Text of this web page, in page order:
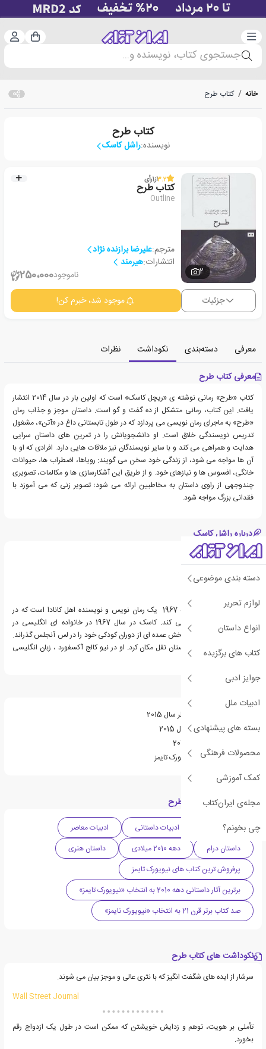
دسته‌بندی سبد
جستجوی کتاب، نویسنده و...
دسته بندی موضوعی
لوازم تحریر
انواع داستان
کتاب های برگزیده
جوایز ادبی
ادبیات ملل
بسته های پیشنهادی
محصولات فرهنگی
کمک آموزشی
مجله‌ی ایران‌کتاب
چی بخونم؟
خانه / کتاب طرح
کتاب طرح
نویسنده:راشل کاسک
2
3.2از1رأی
کتاب طرح
Outline
مترجم:علیرضا برازنده نژاد
انتشارات:هیرمند
ناموجود250،000
جزئیات موجود شد، خبرم کن!
معرفی دسته‌بندی نکوداشت
نظرات
معرفی کتاب طرح
کتاب «طرح» رمانی نوشته ی «ریچل کاسک» است که اولین بار در سال 2014 انتشار
یافت. این کتاب، رمانی متشکل از ده گفت و گو است. داستان موجز و جذاب رمان
«طرح» به ماجرای رمان نویسی می پردازد که در طول تابستانی داغ در «آتن»، مشغول
تدریس نویسندگی خلاق است. او دانشجویانش را در تمرین های داستان سرایی
هدایت و همراهی می کند و با سایر نویسندگان نیز ملاقات هایی دارد. افرادی که او با
آن ها مواجه می شود، از زندگی خود سخن می گویند: رویاها، اضطراب ها، حیوانات
خانگی، افسوس ها و نیازهای خود. و از طریق این آشکارسازی ها و مکالمات، تصویری
چندوجهی از راوی داستان به مخاطبین ارائه می شود؛ تصویر زنی که می آموزد با
فقدانی بزرگ مواجه شود.
درباره راشل کاسک
راشل کاسک زاده 8 فوریه 1967 یک رمان نویس و نویسنده اهل کانادا است که در
انگلستان زندگی و کار می کند. کاسک در سال 1967 در خانواده ای انگلیسی در
ساسکاتون به دنیا آمد و بخش عمده ای از دوران کودکی خود را در لس آنجلس گذراند.
وی در سال 1974 به انگلستان نقل مکان کرد. او در نیو کالج آکسفورد ، زبان انگلیسی
خوانده است.
نامزد جایزه اسکاتیابنک گیلر سال 2015
نامزد جایزه گاورنر کانادا سال 2015
از کتاب های پرفروش نیویورک تایمز
دسته بندی های کتاب طرح
ادبیات کانادا ادبیات داستانی
ادبیات معاصر
داستان درام
دهه 2010 میلادی
داستان هنری
پرفروش ترین کتاب های نیویورک تایمز
برترین آثار داستانی دهه 2010 به انتخاب «نیویورک تایمز»
صد کتاب برتر قرن 21 به انتخاب «نیویورک تایمز»
نکوداشت های کتاب طرح
سرشار از ایده های شگفت انگیز که با نثری عالی و موجز بیان می شوند.
Wall Street Journal
تأملی بر هویت، توهم و زدایش خویشتن که ممکن است در طول یک ازدواج رقم
بخورد.